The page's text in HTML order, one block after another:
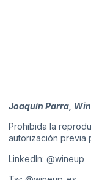
Joaquín Parra,
Prohibida la
autorización previa
LinkedIn: @wineup